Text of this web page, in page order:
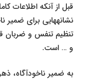
قبل از آن­که اطلاعات
نشانه­هایی برای ضمیر
تنظیم تنفس و ضربان
و … است.
به ضمیر ناخودآگاه،